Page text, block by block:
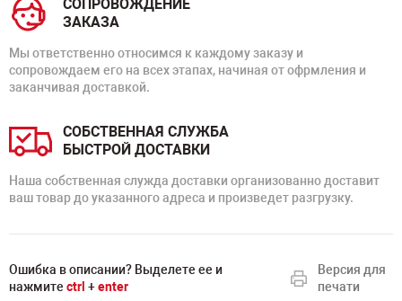
СОПРОВОЖДЕНИЕ
ЗАКАЗА
Мы ответственно относимся к каждому заказу и
сопровождаем его на всех этапах, начиная от офрмления и
заканчивая доставкой.
СОБСТВЕННАЯ СЛУЖБА
БЫСТРОЙ ДОСТАВКИ
Наша собственная служда доставки организованно доставит
ваш товар до указанного адреса и произведет разгрузку.
Ошибка в описании? Выделете ее и
нажмите ctrl +enter
Версия для
печати